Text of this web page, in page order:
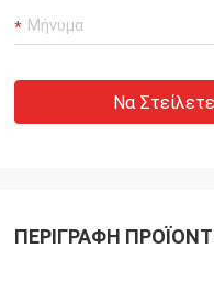
φαίνεται πολύ Νίκαια
Να
ΠΕΡΙΓΡΑΦΉ